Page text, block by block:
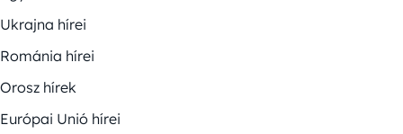
Ukrajna hírei
Románia hírei
Orosz hírek
Európai Unió hírei